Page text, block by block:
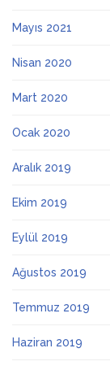
Mayıs 2021
Nisan 2020
Mart 2020
Ocak 2020
Aralık 2019
Ekim 2019
Eylül 2019
Ağustos 2019
Temmuz 2019
Haziran 2019